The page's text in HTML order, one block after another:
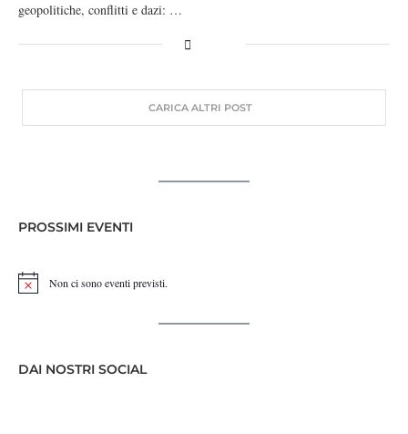
geopolitiche, conflitti e dazi: …
CARICA ALTRI POST
PROSSIMI EVENTI
Notice Non ci sono eventi previsti.
DAI NOSTRI SOCIAL